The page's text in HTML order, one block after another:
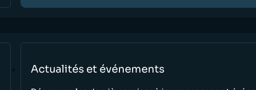
Actualités et événements